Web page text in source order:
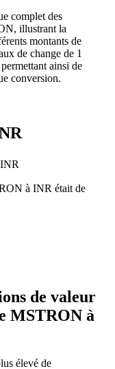
complet des
illustrant la
montants de
de change de 1
ainsi de
conversion.
à INR était de
de valeur
MSTRON à
élevé de